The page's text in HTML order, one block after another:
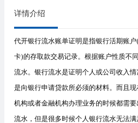
详情介绍
代开银行流水账单证明是指银行活期账
卡)的存取款交易记录。根据账户性质不
流水。银行流水是证明个人或公司收入情
是向银行申请贷款所必须的材料。而且
机构或者金融机构办理业务的时候都需
流水，但是很多时候个人银行流水无法